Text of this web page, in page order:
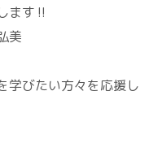
ます‼️
学びたい方々を応援し